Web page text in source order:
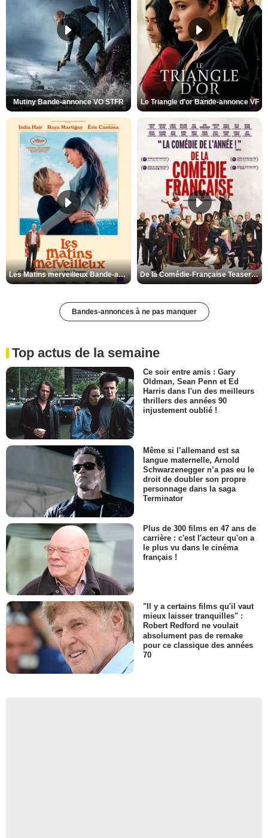
Mutiny Bande-annonce VO STFR Le Triangle d'or Bande-annonce VF
Les Matins merveilleux Bande-annonce VF De la Comédie-Française Teaser VF
Bandes-annonces à ne pas manquer
Top actus de la semaine
Ce soir entre amis : Gary
Oldman, Sean Penn et Ed
Harris dans l'un des meilleurs
thrillers des années 90
injustement oublié !
Même si l’allemand est sa
langue maternelle, Arnold
Schwarzenegger n’a pas eu le
droit de doubler son propre
personnage dans la saga
Terminator
Plus de 300 films en 47 ans de
carrière : c'est l'acteur qu'on a
le plus vu dans le cinéma
français !
"Il y a certains films qu'il vaut
mieux laisser tranquilles" :
Robert Redford ne voulait
absolument pas de remake
pour ce classique des années
70